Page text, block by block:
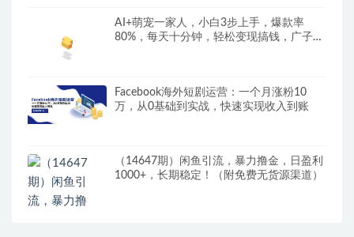
AI+萌宠一家人，小白3步上手，爆款率
80%，每天十分钟，轻松变现搞钱，广子接
Facebook海外短剧运营：一个月涨粉10
万，从0基础到实战，快速实现收入到账
（14647期）闲鱼引流，暴力撸金，日盈利
1000+，长期稳定！（附免费无货源渠道）